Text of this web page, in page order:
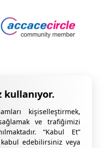
kişiselleştirmek,
ve trafiğimizi
“Kabul Et”
edebilirsiniz veya